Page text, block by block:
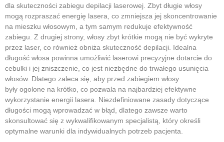
dla skuteczności zabiegu depilacji laserowej. Zbyt długie włosy
mogą rozpraszać energię lasera, co zmniejsza jej skoncentrowanie
na mieszku włosowym, a tym samym redukuje efektywność
zabiegu. Z drugiej strony, włosy zbyt krótkie mogą nie być wykryte
przez laser, co również obniża skuteczność depilacji. Idealna
długość włosa powinna umożliwić laserowi precyzyjne dotarcie do
cebulki i jej zniszczenie, co jest niezbędne do trwałego usunięcia
włosów. Dlatego zaleca się, aby przed zabiegiem włosy
były ogolone na krótko, co pozwala na najbardziej efektywne
wykorzystanie energii lasera. Niezdefiniowane zasady dotyczące
długości mogą wprowadzać w błąd, dlatego zawsze warto
skonsultować się z wykwalifikowanym specjalistą, który określi
optymalne warunki dla indywidualnych potrzeb pacjenta.